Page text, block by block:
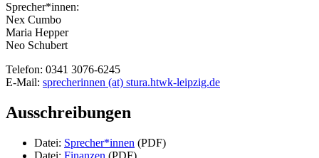
Sprecher*innen:
Nex Cumbo
Maria Hepper
Neo Schubert
Telefon: 0341 3076-6245
E-Mail: sprecherinnen (at) stura.htwk-leipzig.de
Ausschreibungen
Datei: Sprecher*innen (PDF)
Datei: Finanzen (PDF)